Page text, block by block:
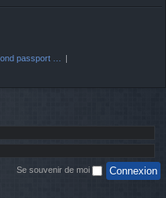
passport …
Se souvenir de moi